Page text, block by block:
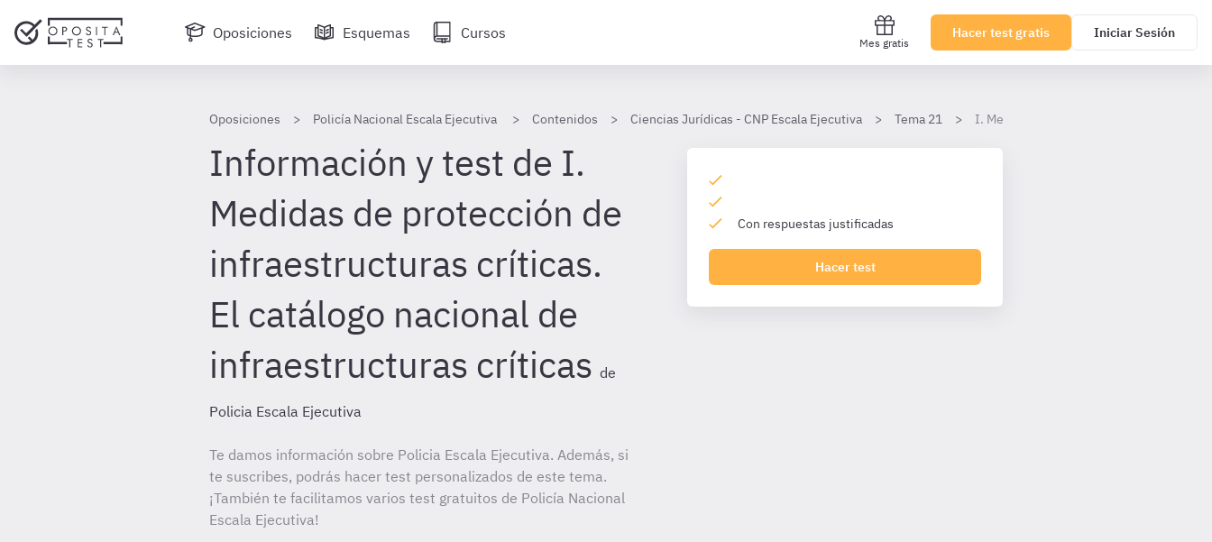
Oposiciones Esquemas Cursos
Mes gratis
Hacer test gratis Iniciar Sesión
Oposiciones Policía Nacional Escala Ejecutiva Contenidos Ciencias Jurídicas - CNP Escala Ejecutiva Tema 21 I. Medidas de protección de
Información y test de I.
Medidas de protección de
infraestructuras críticas.
El catálogo nacional de
infraestructuras críticas de
Policia Escala Ejecutiva
Te damos información sobre Policia Escala Ejecutiva. Además, si
te suscribes, podrás hacer test personalizados de este tema.
¡También te facilitamos varios test gratuitos de Policía Nacional
Escala Ejecutiva!
Con respuestas justificadas
Hacer test